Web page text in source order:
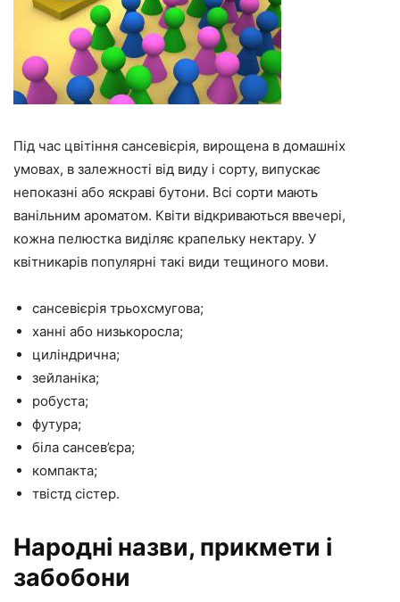
Під час цвітіння сансевієрія, вирощена в домашніх
умовах, в залежності від виду і сорту, випускає
непоказні або яскраві бутони. Всі сорти мають
ванільним ароматом. Квіти відкриваються ввечері,
кожна пелюстка виділяє крапельку нектару. У
квітникарів популярні такі види тещиного мови.
сансевієрія трьохсмугова;
ханні або низькоросла;
циліндрична;
зейланіка;
робуста;
футура;
біла сансев’єра;
компакта;
твістд сістер.
Народні назви, прикмети і
забобони